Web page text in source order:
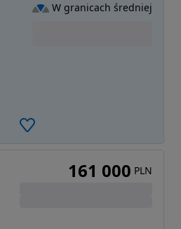
W granicach średniej
161 000 PLN